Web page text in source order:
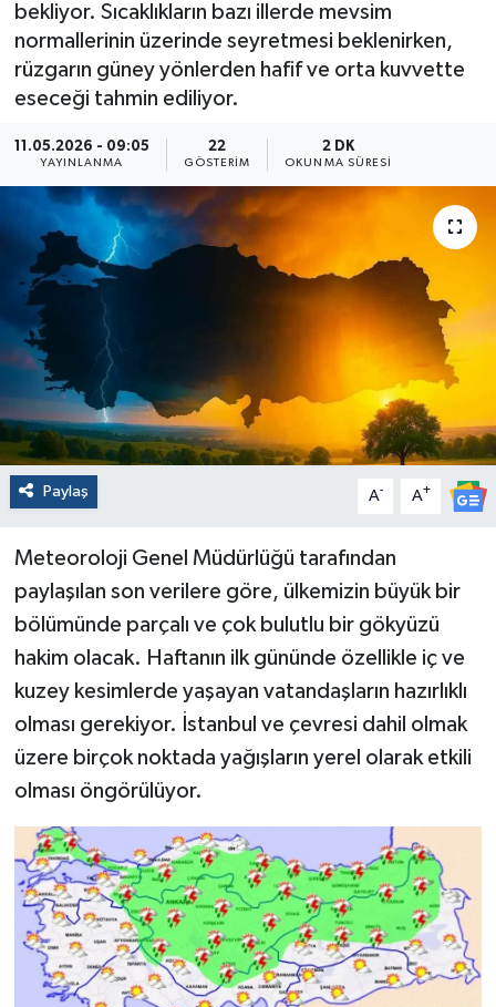
bekliyor. Sıcaklıkların bazı illerde mevsim
normallerinin üzerinde seyretmesi beklenirken,
rüzgarın güney yönlerden hafif ve orta kuvvette
eseceği tahmin ediliyor.
11.05.2026 - 09:05
YAYINLANMA
22
GÖSTERIM
2 DK
OKUNMA SÜRESI
Paylaş A- A+
Meteoroloji Genel Müdürlüğü tarafından
paylaşılan son verilere göre, ülkemizin büyük bir
bölümünde parçalı ve çok bulutlu bir gökyüzü
hakim olacak. Haftanın ilk gününde özellikle iç ve
kuzey kesimlerde yaşayan vatandaşların hazırlıklı
olması gerekiyor. İstanbul ve çevresi dahil olmak
üzere birçok noktada yağışların yerel olarak etkili
olması öngörülüyor.